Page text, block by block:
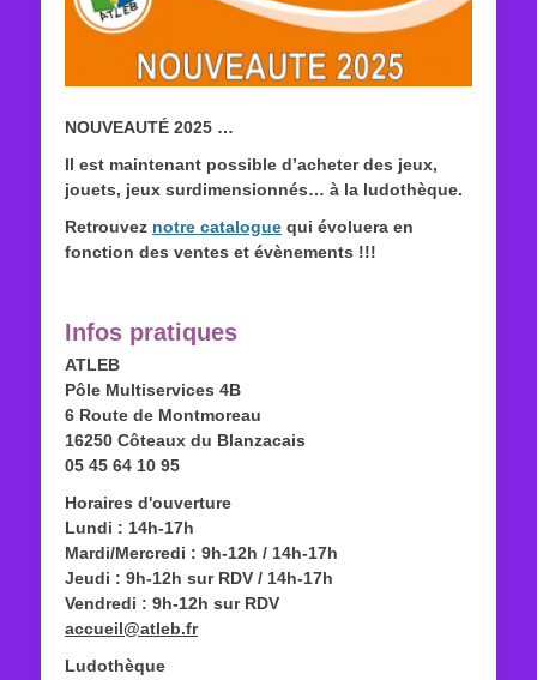
NOUVEAUTÉ 2025 …
Il est maintenant possible d’acheter des jeux,
jouets, jeux surdimensionnés… à la ludothèque.
Retrouvez notre catalogue qui évoluera en
fonction des ventes et évènements !!!
Infos pratiques
ATLEB
Pôle Multiservices 4B
6 Route de Montmoreau
16250 Côteaux du Blanzacais
05 45 64 10 95
Horaires d'ouverture
Lundi : 14h-17h
Mardi/Mercredi : 9h-12h / 14h-17h
Jeudi : 9h-12h sur RDV / 14h-17h
Vendredi : 9h-12h sur RDV
accueil@atleb.fr
Ludothèque